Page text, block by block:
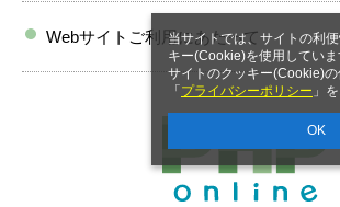
当サイトでは、サイトの利
キー(Cookie)を使用していま
サイトのクッキー(Cookie)の
「 プライバシーポリシー 」
OK
Webサイトご利用にあたって